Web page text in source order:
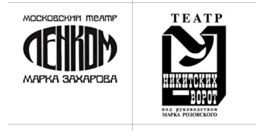
Наши контакты:
имени Народного артиста